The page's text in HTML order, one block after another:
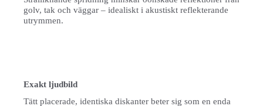
golv, tak och väggar – idealiskt i akustiskt reflekterande
utrymmen.
Exakt ljudbild
Tätt placerade, identiska diskanter beter sig som en enda